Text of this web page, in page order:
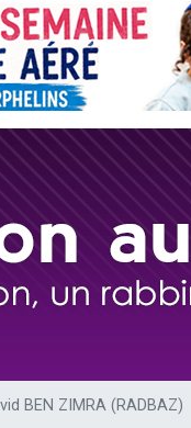
rejoindre sur WhatsApp
rejoindre sur WhatsApp
un don pour 5 jours de
rejoindre sur WhatsApp
une bénédiction
faire un don pour Sauvez
en groupe sur Zoom
Torah-Box Music
BEN ZIMRA (RADBAZ)